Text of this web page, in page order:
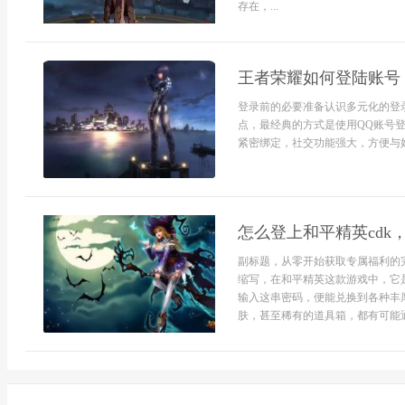
存在，...
王者荣耀如何登陆账
登录前的必要准备认识多元化的
点，最经典的方式是使用QQ账号
紧密绑定，社交功能强大，方便
怎么登上和平精英cdk
副标题，从零开始获取专属福利
缩写，在和平精英这款游戏中，
输入这串密码，便能兑换到各种
肤，甚至稀有的道具箱，都有可能